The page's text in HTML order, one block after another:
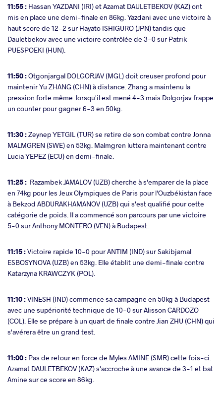
11:55 : Hassan YAZDANI (IRI) et Azamat DAULETBEKOV (KAZ) ont
mis en place une demi-finale en 86kg. Yazdani avec une victoire à
haut score de 12-2 sur Hayato ISHIGURO (JPN) tandis que
Dauletbekov avec une victoire contrôlée de 3-0 sur Patrik
PUESPOEKI (HUN).
11:50 :Otgonjargal DOLGORJAV (MGL) doit creuser profond pour
maintenir Yu ZHANG (CHN) à distance. Zhang a maintenu la
pression forte même lorsqu'il est mené 4-3 mais Dolgorjav frappe
un counter pour gagner 6-3 en 50kg.
11:30 :Zeynep YETGIL (TUR) se retire de son combat contre Jonna
MALMGREN (SWE) en 53kg. Malmgren luttera maintenant contre
Lucia YEPEZ (ECU) en demi-finale.
11:25 : Razambek JAMALOV (UZB) cherche à s'emparer de la place
en 74kg pour les Jeux Olympiques de Paris pour l'Ouzbékistan face
à Bekzod ABDURAKHAMANOV (UZB) qui s'est qualifié pour cette
catégorie de poids. Il a commencé son parcours par une victoire
5-0 sur Anthony MONTERO (VEN) à Budapest.
11:15 :Victoire rapide 10-0 pour ANTIM (IND) sur Sakibjamal
ESBOSYNOVA (UZB) en 53kg. Elle établit une demi-finale contre
Katarzyna KRAWCZYK (POL).
11:10 :VINESH (IND) commence sa campagne en 50kg à Budapest
avec une supériorité technique de 10-0 sur Alisson CARDOZO
(COL). Elle se prépare à un quart de finale contre Jian ZHU (CHN) qui
s'avérera être un grand test.
11:00 : Pas de retour en force de Myles AMINE (SMR) cette fois-ci.
Azamat DAULETBEKOV (KAZ) s'accroche à une avance de 3-1 et bat
Amine sur ce score en 86kg.